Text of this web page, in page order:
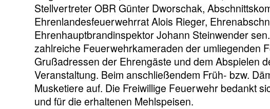
Stellvertreter OBR Günter Dworschak,
Ehrenlandesfeuerwehrrat Alois Rieger,
Ehrenhauptbrandinspektor Johann Steinwender
zahlreiche Feuerwehrkameraden der umliegenden
Grußadressen der Ehrengäste und dem Abspielen
Veranstaltung. Beim anschließendem Früh- bzw.
Musketiere auf. Die Freiwillige Feuerwehr bedankt
und für die erhaltenen Mehlspeisen.